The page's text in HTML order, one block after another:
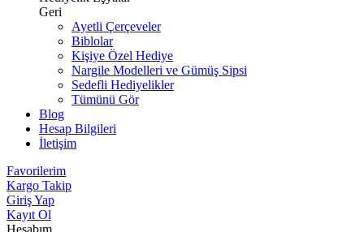
Geri
Ayetli Çerçeveler
Biblolar
Kişiye Özel Hediye
Nargile Modelleri ve Gümüş Sipsi
Sedefli Hediyelikler
Tümünü Gör
Blog
Hesap Bilgileri
İletişim
Favorilerim
Kargo Takip
Giriş Yap
Kayıt Ol
Hesabım